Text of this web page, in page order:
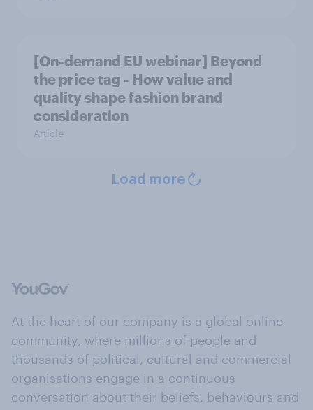
[On-demand EU webinar] Beyond
the price tag - How value and
quality shape fashion brand
consideration
Article
Load more
At the heart of our company is a global online
community, where millions of people and
thousands of political, cultural and commercial
organisations engage in a continuous
conversation about their beliefs, behaviours and